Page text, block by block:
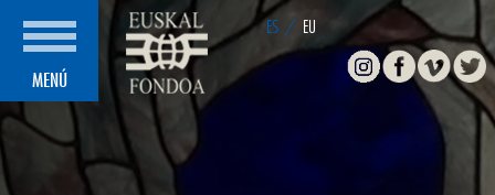
MENÚ
ES / EU
InstagramFacebook
Vimeo